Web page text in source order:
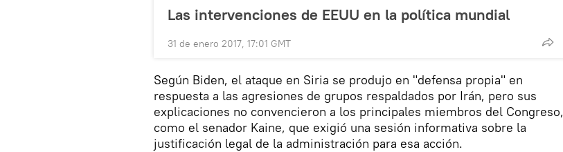
Las intervenciones de EEUU en la política mundial
31 de enero 2017, 17:01 GMT
Según Biden, el ataque en Siria se produjo en "defensa propia" en
respuesta a las agresiones de grupos respaldados por Irán, pero sus
explicaciones no convencieron a los principales miembros del Congreso,
como el senador Kaine, que exigió una sesión informativa sobre la
justificación legal de la administración para esa acción.